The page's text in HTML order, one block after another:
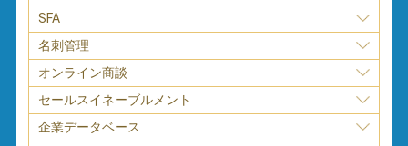
SFA
名刺管理
オンライン商談
セールスイネーブルメント
企業データベース